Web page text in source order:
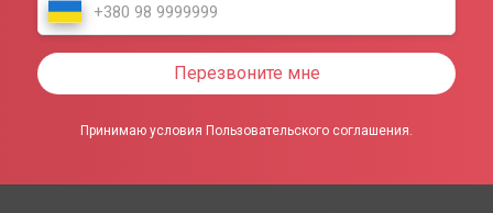
Перезвоните мне
Принимаю условия Пользовательского соглашения.